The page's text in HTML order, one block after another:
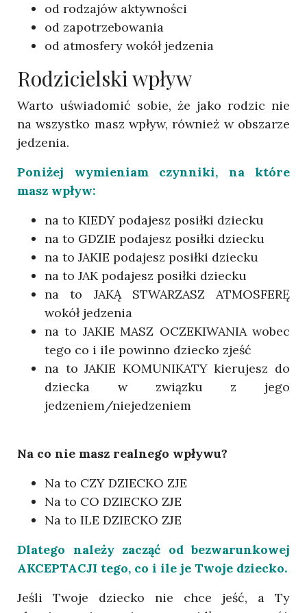
od rodzajów aktywności
od zapotrzebowania
od atmosfery wokół jedzenia
Rodzicielski wpływ
Warto uświadomić sobie, że jako rodzic nie
na wszystko masz wpływ, również w obszarze
jedzenia.
Poniżej wymieniam czynniki, na które
masz wpływ:
na to KIEDY podajesz posiłki dziecku
na to GDZIE podajesz posiłki dziecku
na to JAKIE podajesz posiłki dziecku
na to JAK podajesz posiłki dziecku
na to JAKĄ STWARZASZ ATMOSFERĘ
wokół jedzenia
na to JAKIE MASZ OCZEKIWANIA wobec
tego co i ile powinno dziecko zjeść
na to JAKIE KOMUNIKATY kierujesz do
dziecka w związku z jego
jedzeniem/niejedzeniem
Na co nie masz realnego wpływu?
Na to CZY DZIECKO ZJE
Na to CO DZIECKO ZJE
Na to ILE DZIECKO ZJE
Dlatego należy zacząć od bezwarunkowej
AKCEPTACJI tego, co i ile je Twoje dziecko.
Jeśli Twoje dziecko nie chce jeść, a Ty